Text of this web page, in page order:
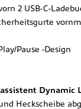
2 USB-C-
Pause -Design
Heckscheibe